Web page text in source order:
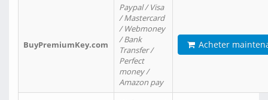
BuyPremiumKey.com
Paypal / Visa
/ Mastercard
/ Webmoney
/ Bank
Transfer /
Perfect
money /
Amazon pay
Acheter